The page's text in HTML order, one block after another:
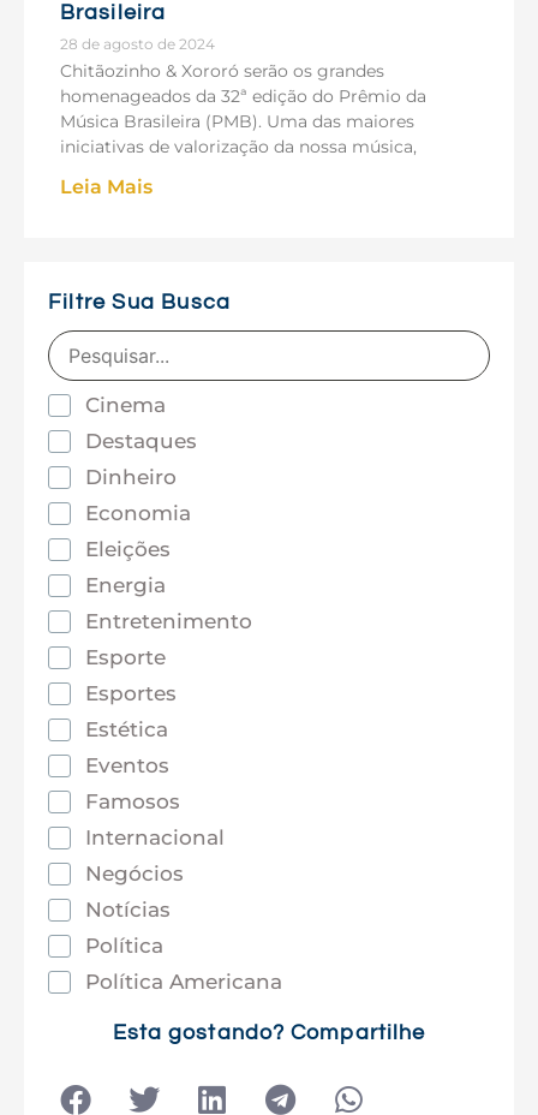
Brasileira
28 de agosto de 2024
Chitãozinho & Xororó serão os grandes
homenageados da 32ª edição do Prêmio da
Música Brasileira (PMB). Uma das maiores
iniciativas de valorização da nossa música,
Leia Mais
Filtre Sua Busca
Cinema
Destaques
Dinheiro
Economia
Eleições
Energia
Entretenimento
Esporte
Esportes
Estética
Eventos
Famosos
Internacional
Negócios
Notícias
Política
Política Americana
Tecnologia
Esta gostando? Compartilhe